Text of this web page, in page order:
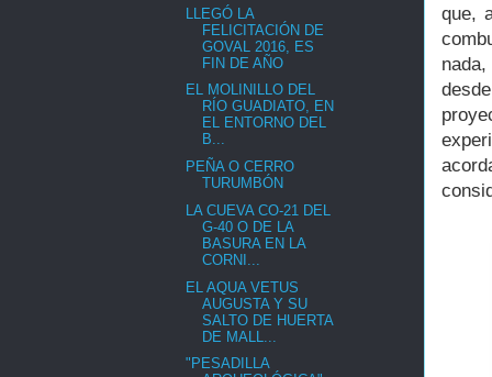
que,
LLEGÓ LA
FELICITACIÓN DE
GOVAL 2016, ES
FIN DE AÑO
EL MOLINILLO DEL
RÍO GUADIATO, EN
EL ENTORNO DEL
B...
PEÑA O CERRO
TURUMBÓN
LA CUEVA CO-21 DEL
G-40 O DE LA
BASURA EN LA
CORNI...
EL AQUA VETUS
AUGUSTA Y SU
SALTO DE HUERTA
DE MALL...
"PESADILLA